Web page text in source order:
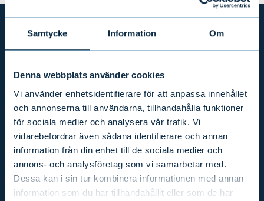
Samtycke Information Om
Denna webbplats använder cookies
Vi använder enhetsidentifierare för att anpassa innehållet
och annonserna till användarna, tillhandahålla funktioner
för sociala medier och analysera vår trafik. Vi
vidarebefordrar även sådana identifierare och annan
information från din enhet till de sociala medier och
annons- och analysföretag som vi samarbetar med.
Dessa kan i sin tur kombinera informationen med annan
information som du har tillhandahållit eller som de har
"Det finns mer ackumulerat
kapital i världen än någonsin
tidigare i historien. En klok
allokering av detta kapital är
avgörande för att få världen
på en hållbar väg. Det kräver